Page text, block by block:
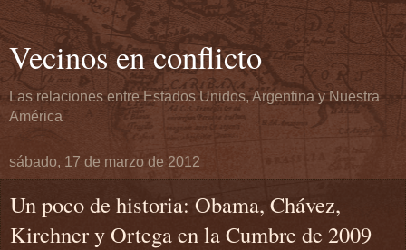
Vecinos en conflicto
Las relaciones entre Estados Unidos, Argentina y Nuestra
América
sábado, 17 de marzo de 2012
Un poco de historia: Obama, Chávez,
Kirchner y Ortega en la Cumbre de 2009